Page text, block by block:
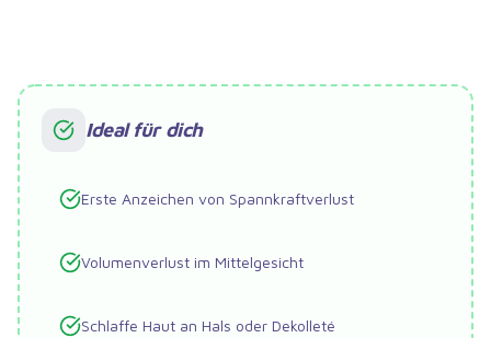
Ideal für dich
Erste Anzeichen von Spannkraftverlust
Volumenverlust im Mittelgesicht
Schlaffe Haut an Hals oder Dekolleté